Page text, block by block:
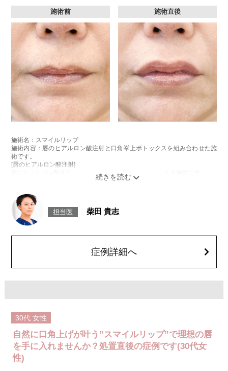
施術前 施術直後
施術名：スマイルリップ
施術内容：唇のヒアルロン酸注射と口角挙上ボトックスを組み合わせた施
術です。
[唇のヒアルロン酸注射]
唇にヒアルロン酸を注入し、ボリュームやバランスを整える施術です。
注入し、筋肉の動きを抑制し、口角を上げる施術です。
施術時間：約15～20分程
リスク、副作用：腫れ、赤み、内出血、痛み、突っ張り感などが生じるこ
とがございます。また、稀にアレルギー、細菌感染症、頭痛などが生じる
ほどお控えください。ボトックス注入後は男性は3か月、女性は2か月避妊
費用：レスチレン 68,900円(税込)
オプション：表面麻酔 3,300円(税込) 笑気麻酔 3,300円(税込)
担当医 柴田 貴志
症例詳細へ
30代 女性
自然に口角上げが叶う”スマイルリップ”で理想の唇
を手に入れませんか？処置直後の症例です(30代女
性)